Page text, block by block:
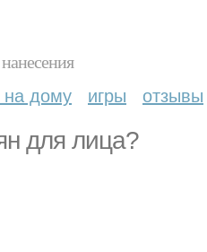
на дому игры отзывы
для лица?